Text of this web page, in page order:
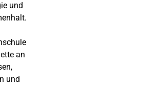
und
an
und